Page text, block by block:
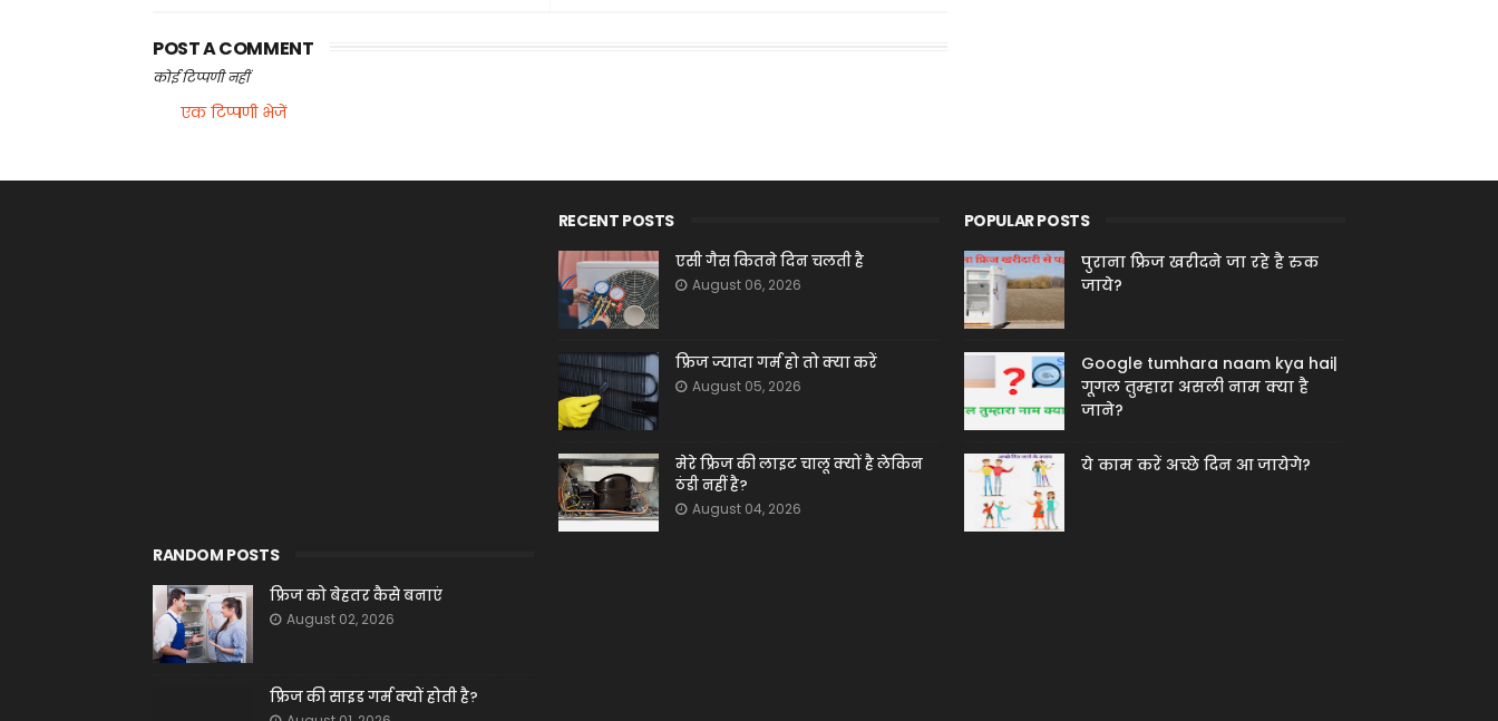
POST A COMMENT
कोई टिप्पणी नहीं
एक टिप्पणी भेजें
RANDOM POSTS
फ्रिज को बेहतर कैसे बनाएं
August 02, 2026
फ्रिज की साइड गर्म क्यों होती है?
RECENT POSTS
एसी गैस कितने दिन चलती है
August 06, 2026
फ्रिज ज्यादा गर्म हो तो क्या करें
August 05, 2026
मेरे फ्रिज की लाइट चालू क्यों है लेकिन
ठंडी नहीं है?
August 04, 2026
POPULAR POSTS
पुराना फ्रिज खरीदने जा रहे है रुक
जाये?
Google tumhara naam kya hai|
गूगल तुम्हारा असली नाम क्या है
जाने?
ये काम करें अच्छे दिन आ जायेगे?